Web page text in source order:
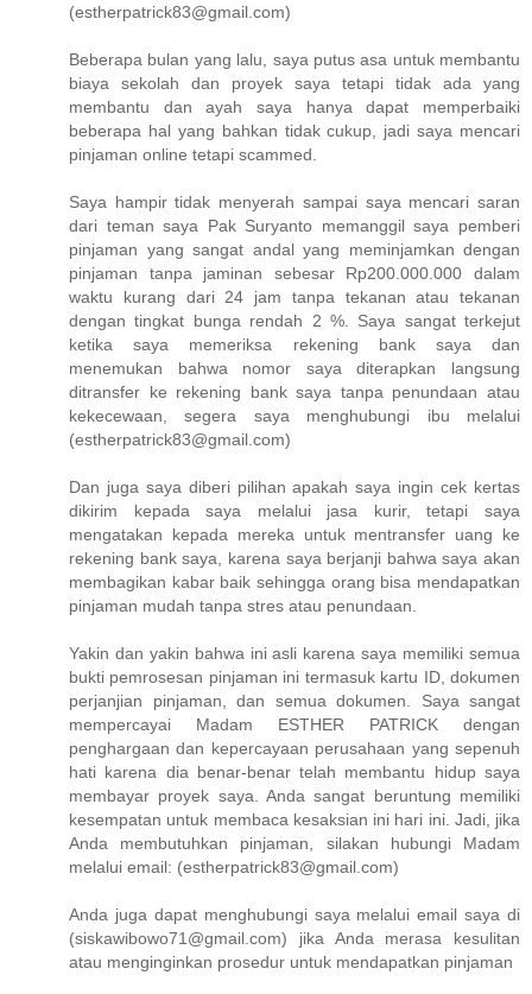
(estherpatrick83@gmail.com)
Beberapa bulan yang lalu, saya putus asa untuk membantu
biaya sekolah dan proyek saya tetapi tidak ada yang
membantu dan ayah saya hanya dapat memperbaiki
beberapa hal yang bahkan tidak cukup, jadi saya mencari
pinjaman online tetapi scammed.
Saya hampir tidak menyerah sampai saya mencari saran
dari teman saya Pak Suryanto memanggil saya pemberi
pinjaman yang sangat andal yang meminjamkan dengan
pinjaman tanpa jaminan sebesar Rp200.000.000 dalam
waktu kurang dari 24 jam tanpa tekanan atau tekanan
dengan tingkat bunga rendah 2 %. Saya sangat terkejut
ketika saya memeriksa rekening bank saya dan
menemukan bahwa nomor saya diterapkan langsung
ditransfer ke rekening bank saya tanpa penundaan atau
kekecewaan, segera saya menghubungi ibu melalui
(estherpatrick83@gmail.com)
Dan juga saya diberi pilihan apakah saya ingin cek kertas
dikirim kepada saya melalui jasa kurir, tetapi saya
mengatakan kepada mereka untuk mentransfer uang ke
rekening bank saya, karena saya berjanji bahwa saya akan
membagikan kabar baik sehingga orang bisa mendapatkan
pinjaman mudah tanpa stres atau penundaan.
Yakin dan yakin bahwa ini asli karena saya memiliki semua
bukti pemrosesan pinjaman ini termasuk kartu ID, dokumen
perjanjian pinjaman, dan semua dokumen. Saya sangat
mempercayai Madam ESTHER PATRICK dengan
penghargaan dan kepercayaan perusahaan yang sepenuh
hati karena dia benar-benar telah membantu hidup saya
membayar proyek saya. Anda sangat beruntung memiliki
kesempatan untuk membaca kesaksian ini hari ini. Jadi, jika
Anda membutuhkan pinjaman, silakan hubungi Madam
melalui email: (estherpatrick83@gmail.com)
Anda juga dapat menghubungi saya melalui email saya di
(siskawibowo71@gmail.com) jika Anda merasa kesulitan
atau menginginkan prosedur untuk mendapatkan pinjaman